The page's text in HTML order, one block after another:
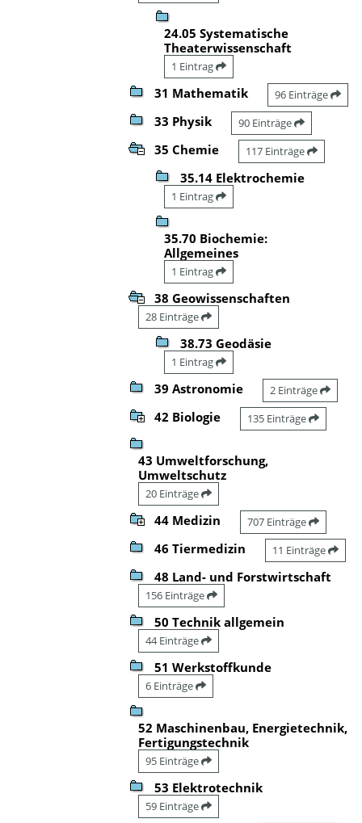
24.05 Systematische
Theaterwissenschaft
1 Eintrag
31 Mathematik 96 Einträge
33 Physik 90 Einträge
35 Chemie 117 Einträge
35.14 Elektrochemie
1 Eintrag
35.70 Biochemie:
Allgemeines
1 Eintrag
38 Geowissenschaften
28 Einträge
38.73 Geodäsie
1 Eintrag
39 Astronomie 2 Einträge
42 Biologie 135 Einträge
43 Umweltforschung,
Umweltschutz
20 Einträge
44 Medizin 707 Einträge
46 Tiermedizin 11 Einträge
48 Land- und Forstwirtschaft
156 Einträge
50 Technik allgemein
44 Einträge
51 Werkstoffkunde
6 Einträge
52 Maschinenbau, Energietechnik,
Fertigungstechnik
95 Einträge
53 Elektrotechnik
59 Einträge